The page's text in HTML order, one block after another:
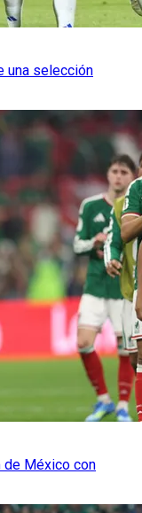
una selección
de México con